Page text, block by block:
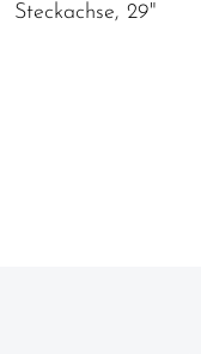
Steckachse, 29"